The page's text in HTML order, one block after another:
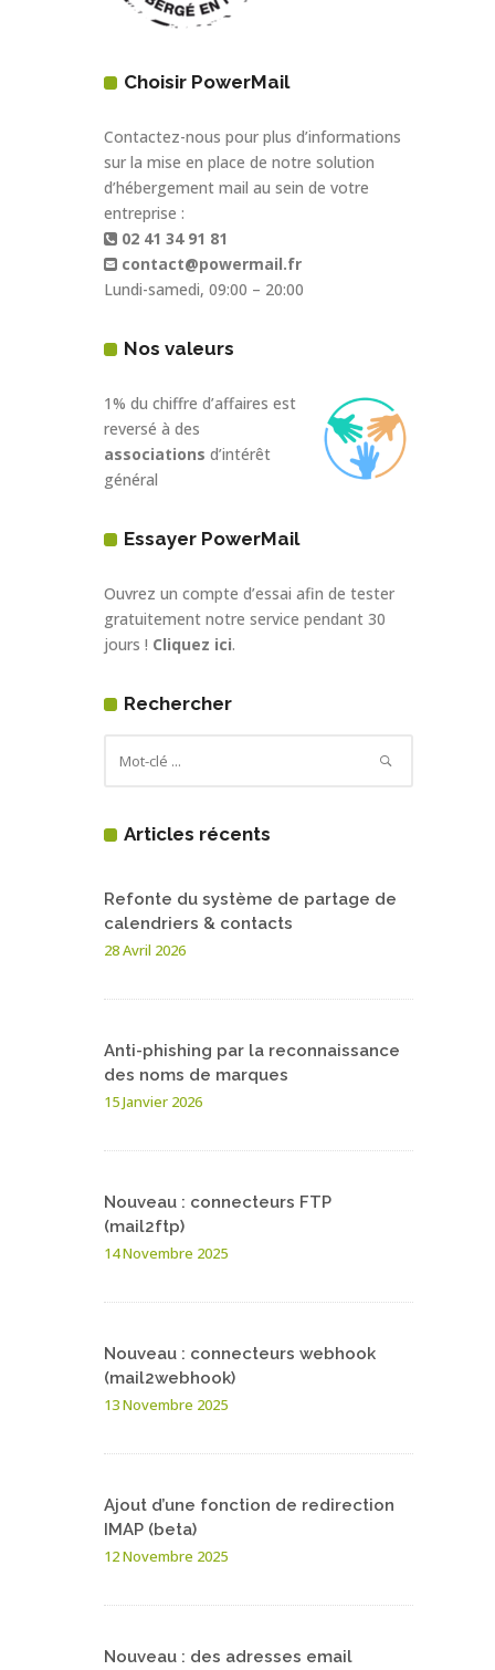
Choisir PowerMail
Contactez-nous pour plus d’informations
sur la mise en place de notre solution
d’hébergement mail au sein de votre
entreprise :
02 41 34 91 81
contact@powermail.fr
Lundi-samedi, 09:00 – 20:00
Nos valeurs
1% du chiffre d’affaires est
reversé à des
associations d’intérêt
général
Essayer PowerMail
Ouvrez un compte d’essai afin de tester
gratuitement notre service pendant 30
jours ! Cliquez ici.
Rechercher
Articles récents
Refonte du système de partage de
calendriers & contacts
28 Avril 2026
Anti-phishing par la reconnaissance
des noms de marques
15 Janvier 2026
Nouveau : connecteurs FTP
(mail2ftp)
14 Novembre 2025
Nouveau : connecteurs webhook
(mail2webhook)
13 Novembre 2025
Ajout d’une fonction de redirection
IMAP (beta)
12 Novembre 2025
Nouveau : des adresses email